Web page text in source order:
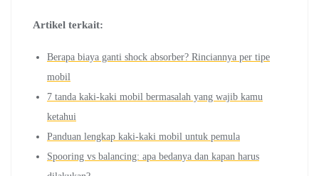
Artikel terkait:
Berapa biaya ganti shock absorber? Rinciannya per tipe
mobil
7 tanda kaki-kaki mobil bermasalah yang wajib kamu
ketahui
Panduan lengkap kaki-kaki mobil untuk pemula
Spooring vs balancing: apa bedanya dan kapan harus